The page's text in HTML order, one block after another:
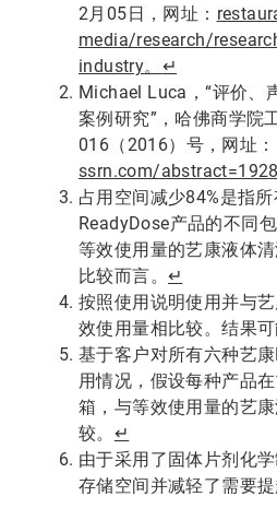
2月05日，网址：
media/research/
industry。 ↵
Michael Luca，“评价、
案例研究”，哈佛商学院
016（2016）号，网址：
ssrn.com/
占用空间减少84%是指
ReadyDose产品的不同
等效使用量的艺康液体
比较而言。 ↵
按照使用说明使用并与
效使用量相比较。结果可
基于客户对所有六种艺
用情况，假设每种产品
箱，与等效使用量的艺
较。 ↵
由于采用了固体片剂化
存储空间并减轻了需要提